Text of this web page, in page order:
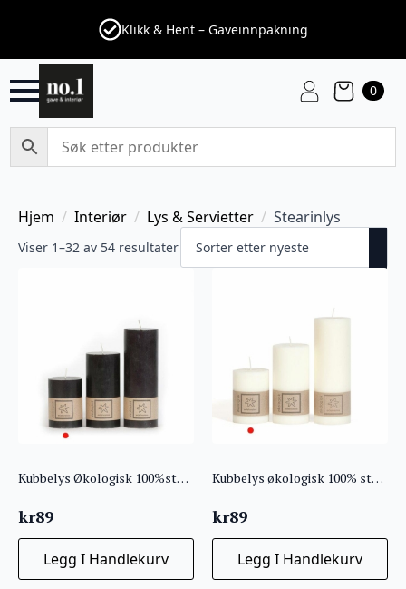
Klikk & Hent – Gaveinnpakning
0
Hjem Interiør Lys & Servietter Stearinlys
Viser 1–32 av 54 resultater
Kubbelys Økologisk 100%stearin 7X10 Sort
kr89
Legg I Handlekurv
Kubbelys økologisk 100% stearin offwhite
kr89
Legg I Handlekurv